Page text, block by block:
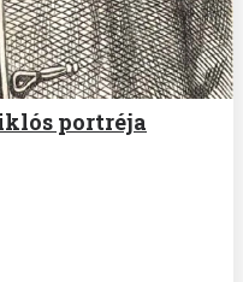
portréja